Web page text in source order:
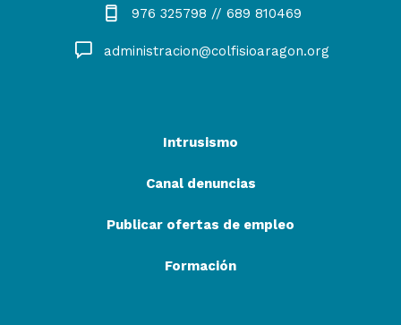
976 325798 // 689 810469
administracion@colfisioaragon.org
Intrusismo
Canal denuncias
Publicar ofertas de empleo
Formación